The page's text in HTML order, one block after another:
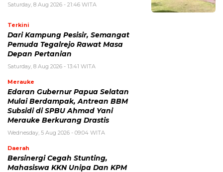
Saturday, 8 Aug 2026 - 21:46 WITA
Terkini
Dari Kampung Pesisir, Semangat
Pemuda Tegalrejo Rawat Masa
Depan Pertanian
Saturday, 8 Aug 2026 - 13:41 WITA
Merauke
Edaran Gubernur Papua Selatan
Mulai Berdampak, Antrean BBM
Subsidi di SPBU Ahmad Yani
Merauke Berkurang Drastis
Wednesday, 5 Aug 2026 - 09:04 WITA
Daerah
Bersinergi Cegah Stunting,
Mahasiswa KKN Unipa Dan KPM